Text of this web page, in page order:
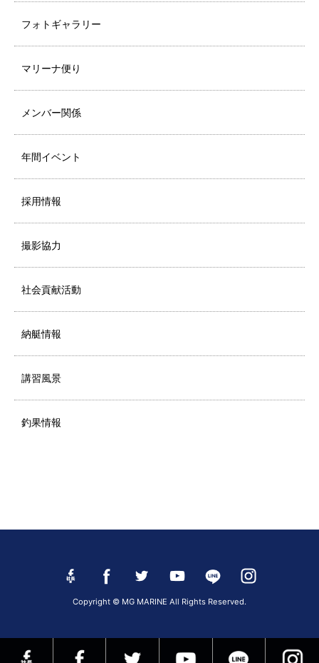
フォトギャラリー
マリーナ便り
メンバー関係
年間イベント
採用情報
撮影協力
社会貢献活動
納艇情報
講習風景
釣果情報
Copyright © MG MARINE All Rights Reserved.